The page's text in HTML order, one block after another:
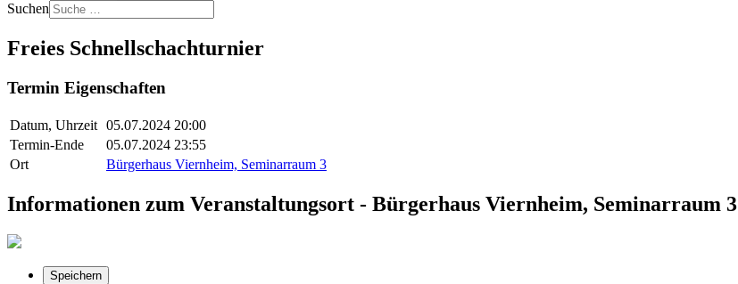
Suchen
Freies Schnellschachturnier
Termin Eigenschaften
Datum, Uhrzeit 05.07.2024 20:00
Termin-Ende
05.07.2024 23:55
Ort
Bürgerhaus Viernheim, Seminarraum 3
Informationen zum Veranstaltungsort - Bürgerhaus Viernheim, Seminarraum 3
Speichern